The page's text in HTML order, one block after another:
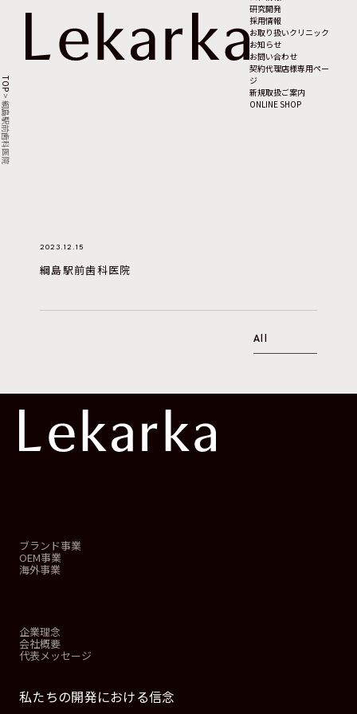
研究開発
採用情報
お取り扱いクリニック
お知らせ
お問い合わせ
契約代理店様専用ペー
ジ
新規取扱ご案内
ONLINE SHOP
TOP
>
綱島駅前歯科医院
2023.12.15
綱島駅前歯科医院
All
ブランド事業
OEM事業
海外事業
企業理念
会社概要
代表メッセージ
私たちの開発における信念